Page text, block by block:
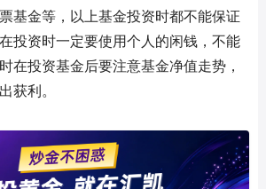
基金等，以上基金投资时都不能保证
投资时一定要使用个人的闲钱，不能
在投资基金后要注意基金净值走势，
获利。